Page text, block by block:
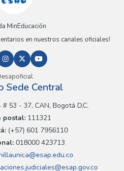
MinEducación
en nuestros canales oficiales!
Sede Central
53 - 37, CAN, Bogotá D.C.
postal: 111321
(+57) 601 7956110
018000 423713